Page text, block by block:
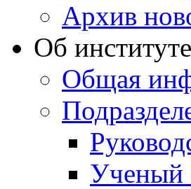
Архив
Об институте
Общая
Ученый